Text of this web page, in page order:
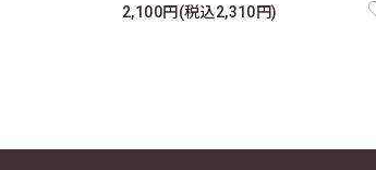
2,100円(税込2,310円)